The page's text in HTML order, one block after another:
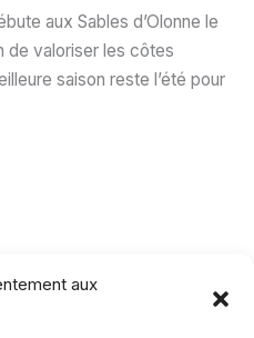
aux
aux Sables d’Olonne le
de valoriser les côtes
saison reste l’été pour